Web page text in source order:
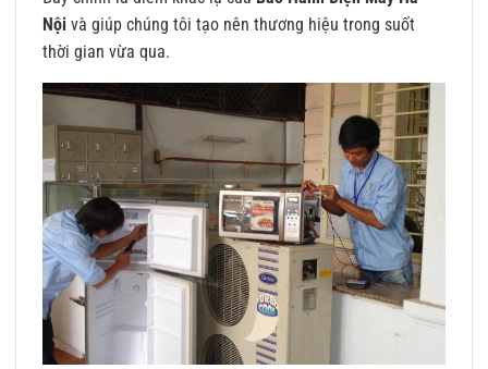
Nội và giúp chúng tôi tạo nên thương hiệu trong suốt
thời gian vừa qua.